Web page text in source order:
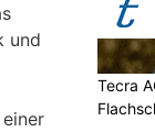
und
einer
Tecra